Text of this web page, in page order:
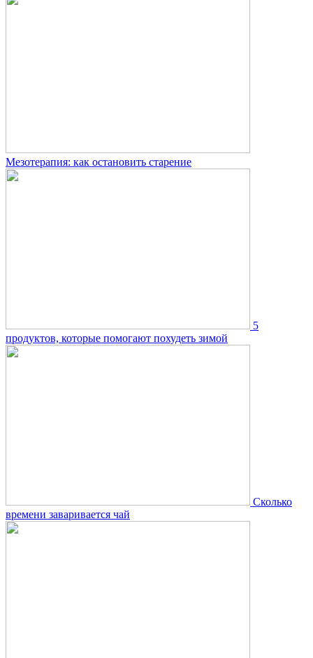
Мезотерапия: как остановить старение
5
продуктов, которые помогают похудеть зимой
Сколько
времени заваривается чай